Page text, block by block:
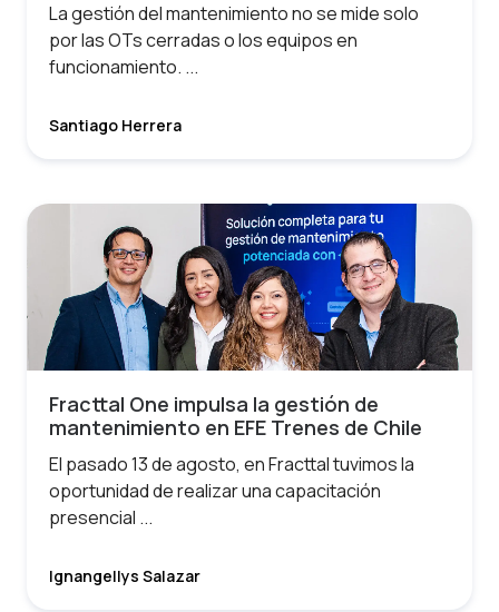
La gestión del mantenimiento no se mide solo
por las OTs cerradas o los equipos en
funcionamiento. ...
Santiago Herrera
Fracttal One impulsa la gestión de
mantenimiento en EFE Trenes de Chile
El pasado 13 de agosto, en Fracttal tuvimos la
oportunidad de realizar una capacitación
presencial ...
Ignangellys Salazar